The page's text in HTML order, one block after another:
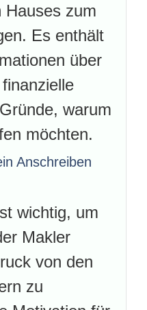
Hauses zum
Es enthält
über
warum
möchten.
Anschreiben
wichtig, um
Makler
von den
zu